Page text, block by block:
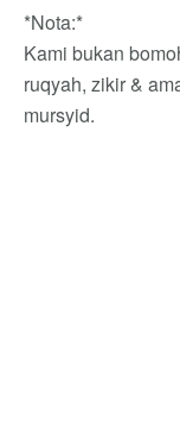
*Nota:*
Kami bukan
ruqyah, zikir &
mursyid.